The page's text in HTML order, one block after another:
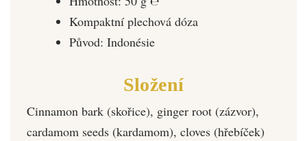
Kompaktní plechová dóza
Původ: Indonésie
Složení
Cinnamon bark (skořice), ginger root (zázvor),
cardamom seeds (kardamom), cloves (hřebíček)